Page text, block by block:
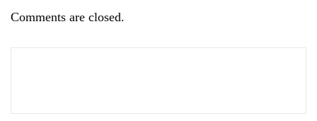
Comments are closed.